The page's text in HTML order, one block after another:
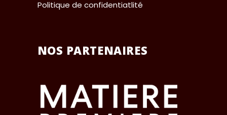
Politique de confidentiatlité
NOS PARTENAIRES